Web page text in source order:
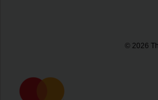
© 2026